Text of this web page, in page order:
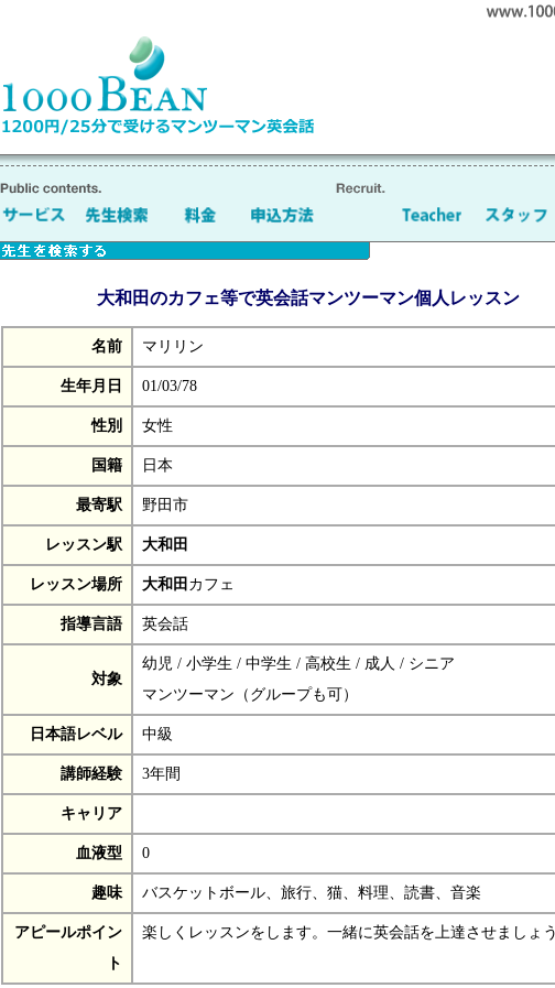
大和田のカフェ等で英会話マンツーマン個人レッスン
名前 マリリン
生年月日 01/03/78
性別 女性
国籍 日本
最寄駅 野田市
レッスン駅 大和田
レッスン場所 大和田 カフェ
指導言語 英会話
対象
幼児 / 小学生 / 中学生 / 高校生 / 成人 / シニア
マンツーマン（グループも可）
日本語レベル 中級
講師経験 3年間
キャリア
血液型 0
趣味 バスケットボール、旅行、猫、料理、読書、音楽
アピールポイン
ト
楽しくレッスンをします。一緒に英会話を上達させましょ